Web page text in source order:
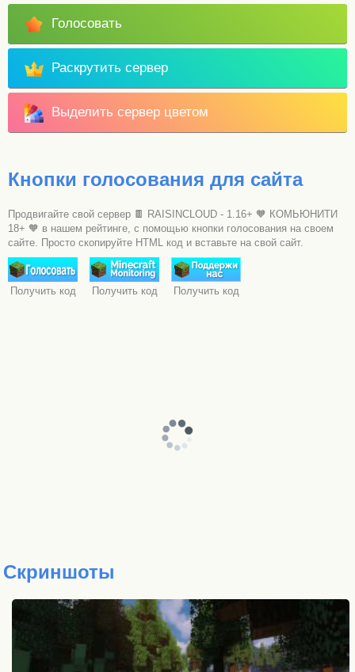
Голосовать
Раскрутить сервер
Выделить сервер цветом
Кнопки голосования для сайта
Продвигайте свой сервер 🍫 RAISINCLOUD - 1.16+ 🧡 КОМЬЮНИТИ
18+ 🧡 в нашем рейтинге, с помощью кнопки голосования на своем
сайте. Просто скопируйте HTML код и вставьте на свой сайт.
Получить код Получить код Получить код
Скриншоты